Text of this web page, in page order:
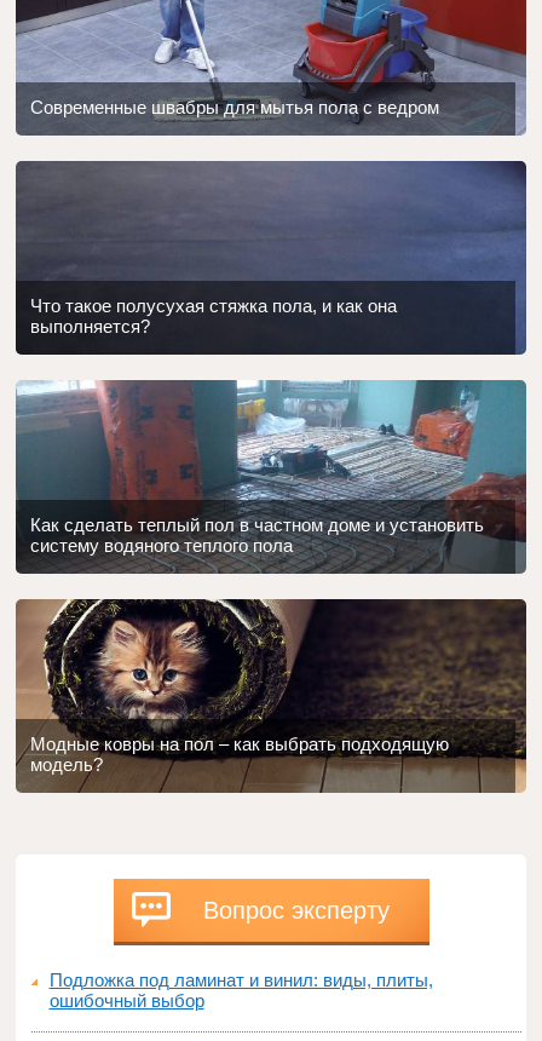
Современные швабры для мытья пола с ведром
Что такое полусухая стяжка пола, и как она
выполняется?
Как сделать теплый пол в частном доме и установить
систему водяного теплого пола
Модные ковры на пол – как выбрать подходящую
модель?
Вопрос эксперту
Подложка под ламинат и винил: виды, плиты,
ошибочный выбор